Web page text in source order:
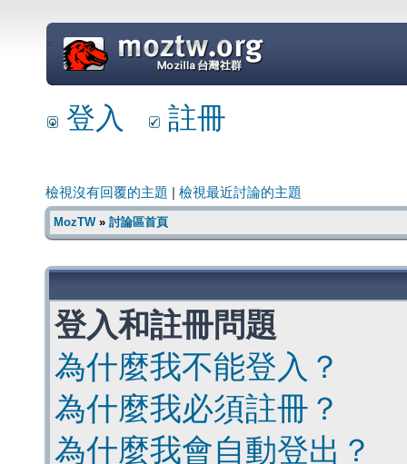
=
登入 註冊
檢視沒有回覆的主題 檢視最近討論的主題
MozTW» 討論區首頁
登入和註冊問題
為什麼我不能登入？
為什麼我必須註冊？
為什麼我會自動登出？